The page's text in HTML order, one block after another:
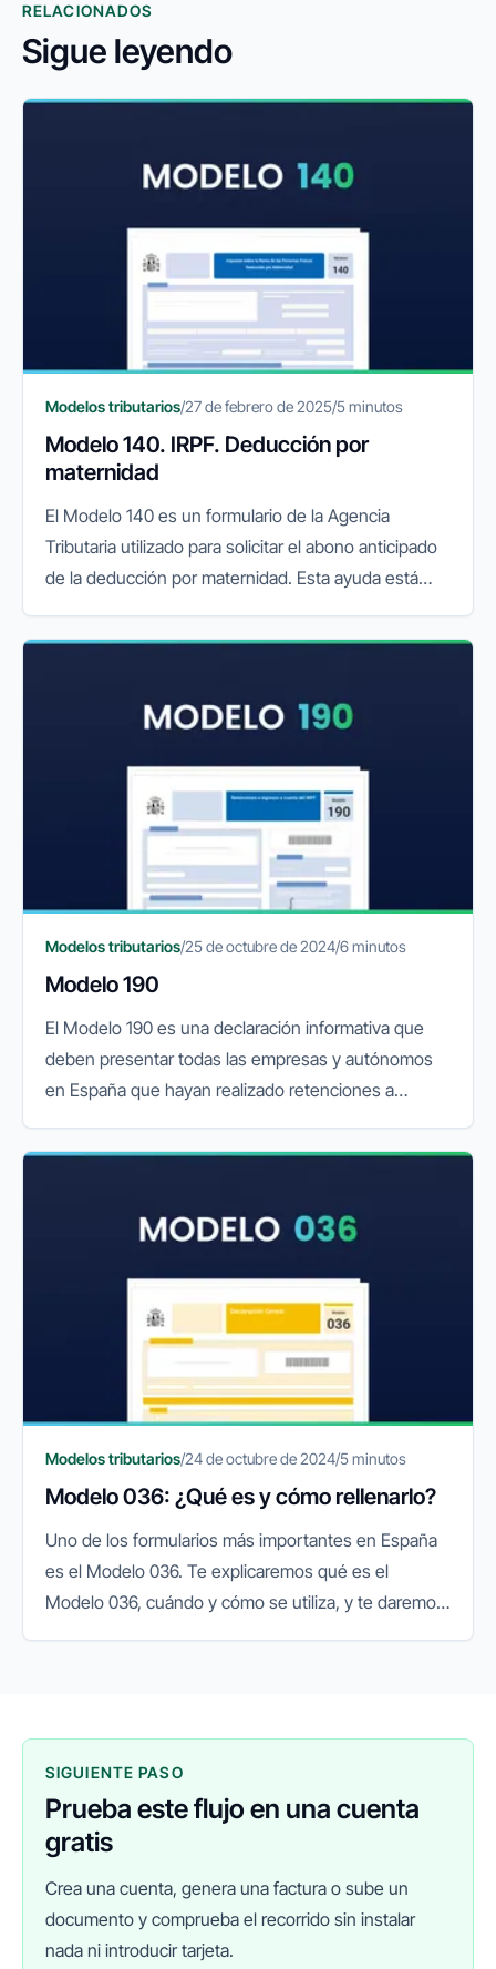
RELACIONADOS
Sigue leyendo
Modelos tributarios/27 de febrero de 2025/5 minutos
Modelo 140. IRPF. Deducción por
maternidad
El Modelo 140 es un formulario de la Agencia
Tributaria utilizado para solicitar el abono anticipado
de la deducción por maternidad. Esta ayuda está
tres años y permite...
Modelos tributarios/25 de octubre de 2024/6 minutos
Modelo 190
El Modelo 190 es una declaración informativa que
deben presentar todas las empresas y autónomos
en España que hayan realizado retenciones a
Personas Físicas). Esta...
Modelos tributarios/24 de octubre de 2024/5 minutos
Modelo 036: ¿Qué es y cómo rellenarlo?
Uno de los formularios más importantes en España
es el Modelo 036. Te explicaremos qué es el
Modelo 036, cuándo y cómo se utiliza, y te daremos
SIGUIENTE PASO
Prueba este flujo en una cuenta
gratis
Crea una cuenta, genera una factura o sube un
documento y comprueba el recorrido sin instalar
nada ni introducir tarjeta.